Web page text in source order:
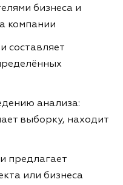
бизнеса и
компании
составляет
анализа:
выборку, находит
предлагает
или бизнеса